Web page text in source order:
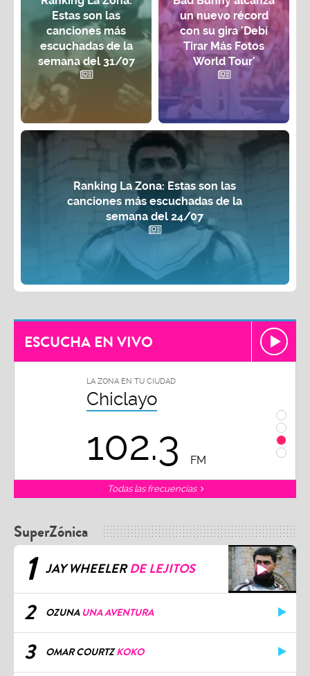
Estas son las
canciones más
escuchadas de la
semana del 31/07
un nuevo récord
con su gira 'Debí
Tirar Más Fotos
World Tour'
Ranking La Zona: Estas son las
canciones más escuchadas de la
semana del 24/07
ESCUCHA EN VIVO
LA ZONA EN TU CIUDAD
Chiclayo
102.3 FM
Todas las frecuencias
SuperZónica
1 JAY WHEELERDE LEJITOS
2 OZUNA UNA AVENTURA
3 OMAR COURTZKOKO